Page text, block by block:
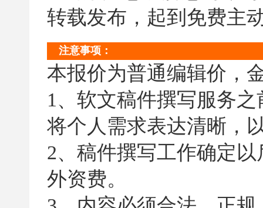
转载发布，起到免费主
注意事项：
本报价为普通编辑价，
1、软文稿件撰写服务
将个人需求表达清晰，
2、稿件撰写工作确定
外资费。